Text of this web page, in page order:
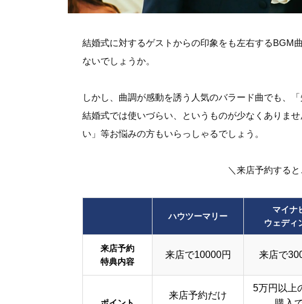
結婚式に対するゲストからの印象をも左右するBGM曲
ないでしょうか。
しかし、曲調が感動を誘う人気のバラード曲でも、
結婚式では使いづらい、というものが少なくありま
い」等お悩みの方もいらっしゃるでしょう。
＼来店予約する
ハウツーマリー
マイナ
ウェディ
来店予約
特典内容
来店で10000円 来店で
来店予約だけ
5万円以上